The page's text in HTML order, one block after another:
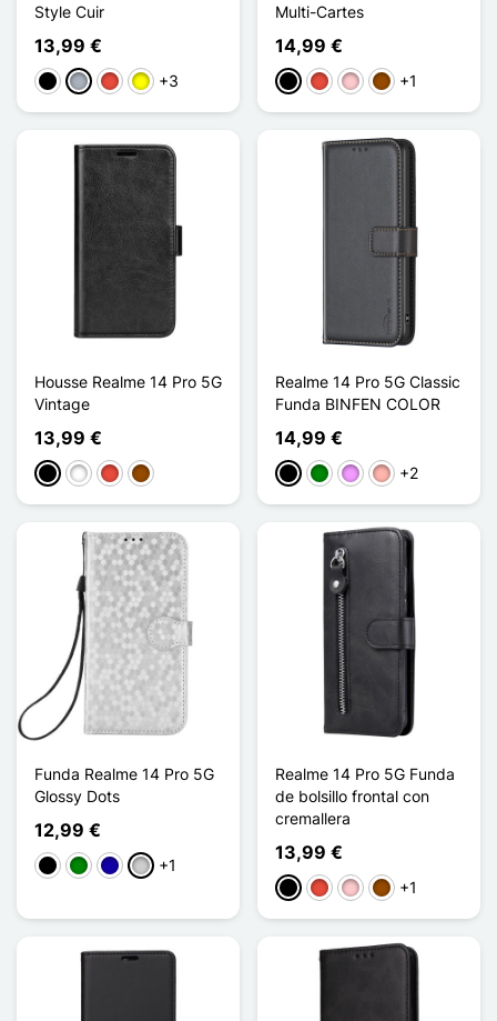
Style Cuir
13,99 €
Negro
Gris RojoAmarillo
+3
Multi-Cartes
14,99 €
NegroRojoRosaMarrón
+1
Housse Realme 14 Pro 5G
Vintage
13,99 €
NegroBlancoRojoMarrón
Realme 14 Pro 5G Classic
Funda BINFEN COLOR
14,99 €
NegroVerdeMorado claro
Oro rosa
+2
Funda Realme 14 Pro 5G
Glossy Dots
12,99 €
NegroVerdeAzul oscuro
Plata+1
Realme 14 Pro 5G Funda
de bolsillo frontal con
cremallera
13,99 €
NegroRojoRosaMarrón
+1